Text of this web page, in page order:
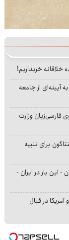
خلاقانه خریداریم!
آیینه‌ای از جامعه
فارسی‌زبان وزارت
برای تنبیه
- این بار در ایران -
در قبال